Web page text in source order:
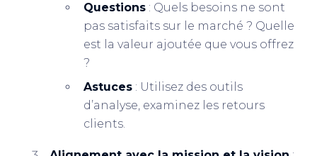
Questions : Quels besoins ne sont
pas satisfaits sur le marché ? Quelle
est la valeur ajoutée que vous offrez
?
Astuces : Utilisez des outils
d’analyse, examinez les retours
clients.